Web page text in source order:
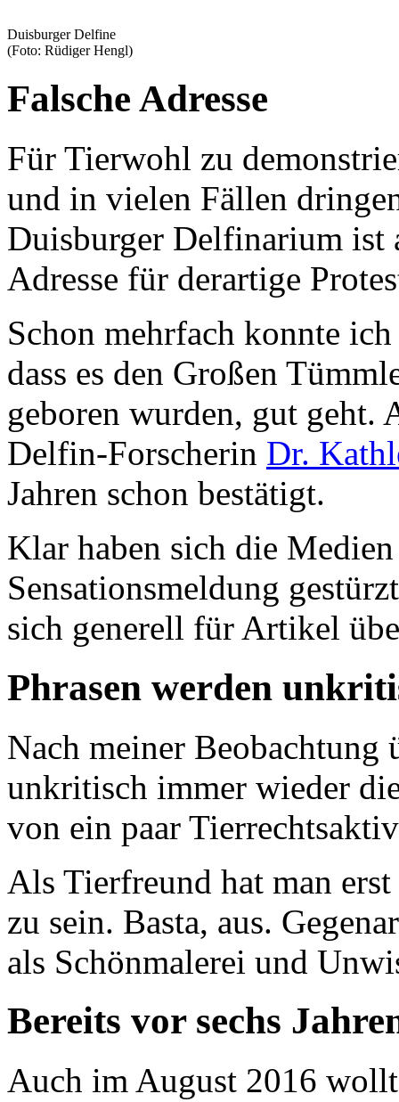
Duisburger Delfine
(Foto: Rüdiger Hengl)
Falsche Adresse
Für Tierwohl zu
und in vielen Fällen
Duisburger Delfinarium ist
Adresse für derartige
Schon mehrfach konnte
dass es den Großen
geboren wurden, gut geht.
Delfin-Forscherin Dr.
Jahren schon bestätigt.
Klar haben sich die
Sensationsmeldung
sich generell für Artikel
Phrasen werden
Nach meiner Beobachtung
unkritisch immer wieder
von ein paar
Als Tierfreund hat man
zu sein. Basta, aus.
als Schönmalerei und
Bereits vor sechs
Auch im August 2016